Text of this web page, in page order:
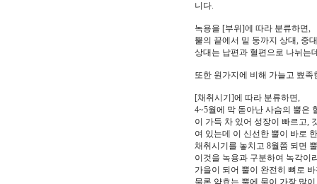
니다.
녹용을 [부위]에 따라 분류하면,
뿔의 끝에서 밑 둥까지 상대, 중
상대는 납편과 혈편으로 나뉘는
또한 원가지에 비해 가늘고 뾰
[채취시기]에 따라 분류하면,
4~5월에 막 돋아난 사슴의 뿔은
이 가득 차 있어 성장이 빠르고,
여 있는데 이 신선한 뿔이 바로
채취시기를 놓치고 8월쯤 되면
이것을 녹용과 구분하여 녹각이
가을이 되어 뿔이 완전히 뼈로
물론 약효는 뿔에 물이 가장 많